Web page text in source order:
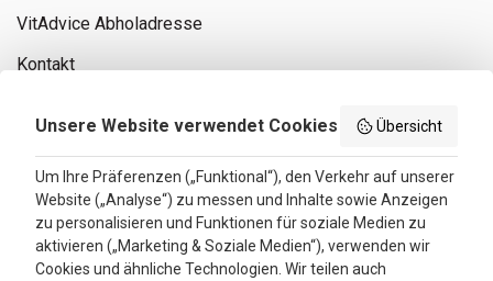
VitAdvice Abholadresse
Kontakt
Bewertungen
4.3
Unsere Website verwendet Cookies Übersicht
Um Ihre Präferenzen („Funktional“), den Verkehr auf unserer
Website („Analyse“) zu messen und Inhalte sowie Anzeigen
zu personalisieren und Funktionen für soziale Medien zu
aktivieren („Marketing & Soziale Medien“), verwenden wir
Cookies und ähnliche Technologien. Wir teilen auch